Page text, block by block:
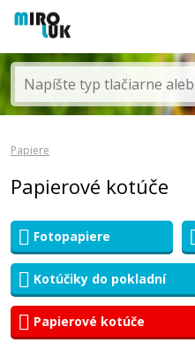
Papiere
Papierové kotúče
Fotopapiere
Kotúčiky do pokladní
Papierové kotúče